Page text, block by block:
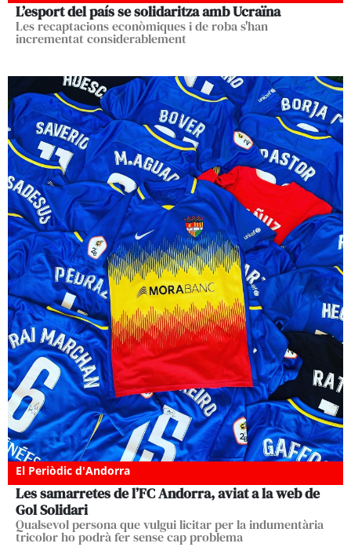
L’esport del país se solidaritza amb Ucraïna
Les recaptacions econòmiques i de roba s'han
incrementat considerablement
El Periòdic d'Andorra
Les samarretes de l’FC Andorra, aviat a la web de
Gol Solidari
Qualsevol persona que vulgui licitar per la indumentària
tricolor ho podrà fer sense cap problema